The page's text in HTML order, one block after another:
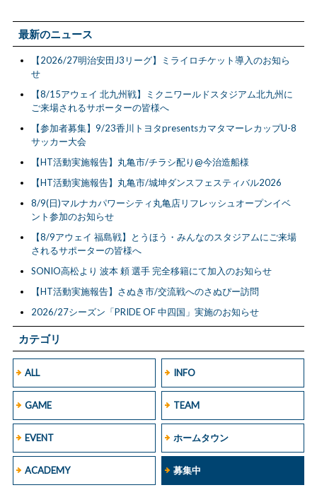
カテゴリ
ALL INFO
GAME TEAM
EVENT ホームタウン
ACADEMY 募集中
最新のニュース
【2026/27明治安田J3リーグ】ミライロチケット導入のお知ら
せ
【8/15アウェイ 北九州戦】ミクニワールドスタジアム北九州に
ご来場されるサポーターの皆様へ
【参加者募集】9/23香川トヨタpresentsカマタマーレカップU-8
サッカー大会
【HT活動実施報告】丸亀市/チラシ配り@今治造船様
【HT活動実施報告】丸亀市/城坤ダンスフェスティバル2026
8/9(日)マルナカパワーシティ丸亀店リフレッシュオープンイベ
ント参加のお知らせ
【8/9アウェイ 福島戦】とうほう・みんなのスタジアムにご来場
されるサポーターの皆様へ
SONIO高松より 波本 頼 選手 完全移籍にて加入のお知らせ
【HT活動実施報告】さぬき市/交流戦へのさぬぴー訪問
2026/27シーズン「PRIDE OF 中四国」実施のお知らせ